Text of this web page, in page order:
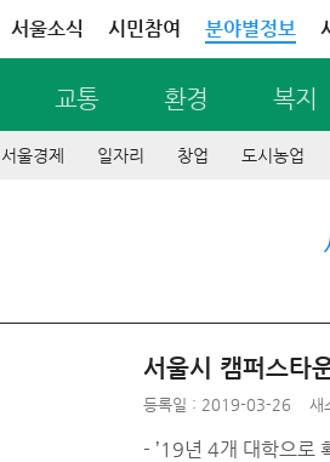
서울소식 시민참여 분야별정보
교통 환경 복지
서울경제 일자리 창업 도시농업
서울시 캠퍼스타
등록일 : 2019-03-26 새
- ’19년 4개 대학으로